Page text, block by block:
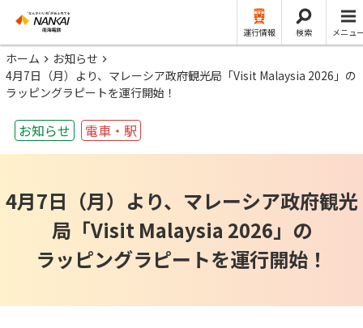
運行情報 検索 メニュ
ホーム
お知らせ
4月7日（月）より、マレーシア政府観光局「Visit Malaysia 2026」の
ラッピングラピートを運行開始！
お知らせ 電車・駅
4月7日（月）より、マレーシア政府観光
局「Visit Malaysia 2026」の
ラッピングラピートを運行開始！